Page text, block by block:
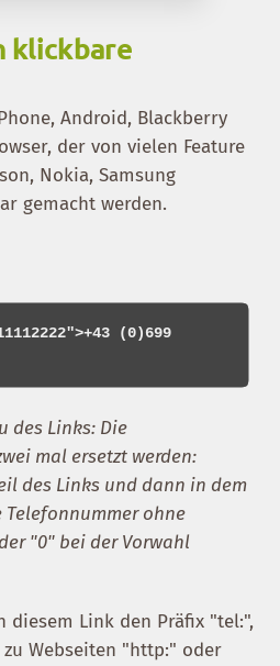
klickbare
Android, Blackberry
der von vielen Feature
Nokia, Samsung
gemacht werden.
(0)699
des Links: Die
mal ersetzt werden:
des Links und dann in dem
ohne
"0" bei der Vorwahl
diesem Link den Präfix "tel:",
Webseiten "http:" oder